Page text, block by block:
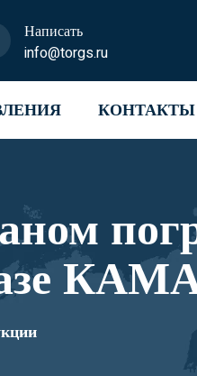
Написать
info@torgs.ru
КОНТАКТЫ